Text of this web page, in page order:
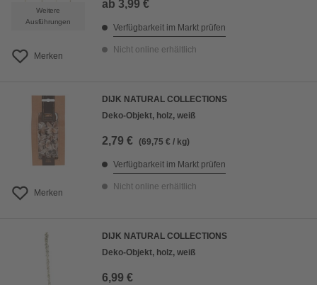
Weitere
Ausführungen
Merken
ab 3,99 €
Verfügbarkeit im Markt prüfen
Nicht online erhältlich
Merken
DIJK NATURAL COLLECTIONS
Deko-Objekt, holz, weiß
2,79 € (69,75 € / kg)
Verfügbarkeit im Markt prüfen
Nicht online erhältlich
DIJK NATURAL COLLECTIONS
Deko-Objekt, holz, weiß
6,99 €